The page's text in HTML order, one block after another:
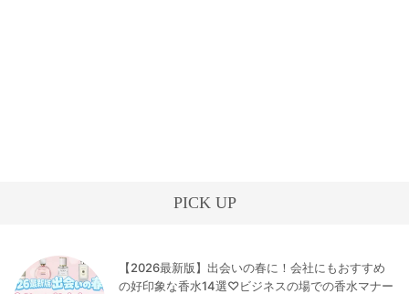
PICK UP
【2026最新版】出会いの春に！会社にもおすすめ
の好印象な香水14選♡ビジネスの場での香水マナー